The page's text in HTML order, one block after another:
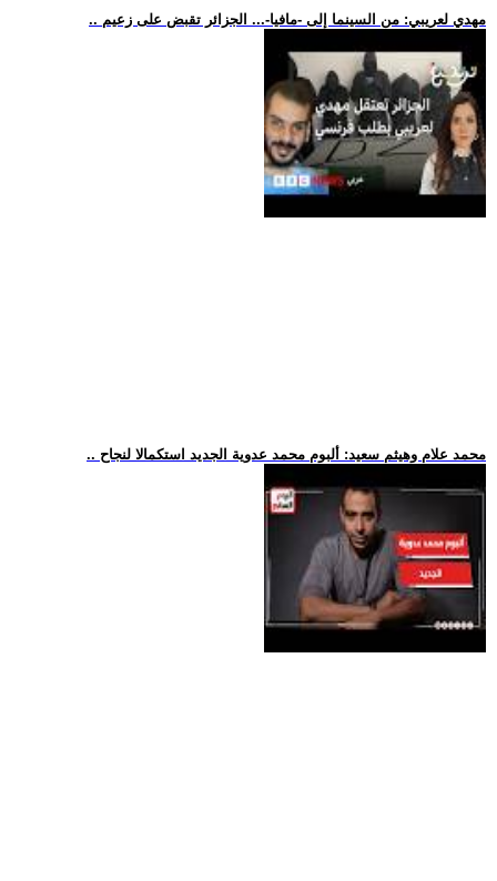
.. مهدي لعريبي: من السينما إلى -مافيا-... الجزائر تقبض على زعيم
.. محمد علام وهيثم سعيد: ألبوم محمد عدوية الجديد استكمالا لنجاح